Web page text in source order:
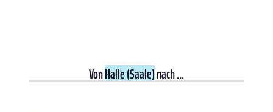
VonHalle (Saale)nach ...